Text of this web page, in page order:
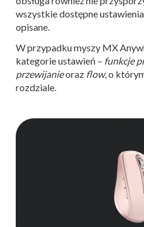
wszystkie dostępne
opisane.
W przypadku myszy MX
kategorie ustawień – funkcje
przewijanieoraz flow, o
rozdziale.